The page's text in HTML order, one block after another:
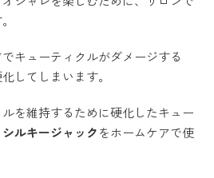
キューティクルがダメージする
してしまいます。
を維持するために硬化したキュー
シルキージャックをホームケアで使